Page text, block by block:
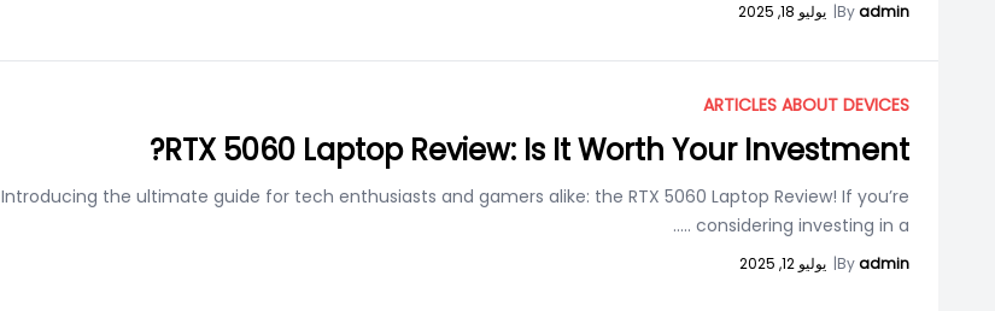
Byadmin
| يوليو 18, 2025
ARTICLES ABOUT DEVICES
RTX 5060 Laptop Review: Is It Worth Your Investment?
Introducing the ultimate guide for tech enthusiasts and gamers alike: the RTX 5060 Laptop Review! If you’re
considering investing in a
.....
Byadmin
| يوليو 12, 2025